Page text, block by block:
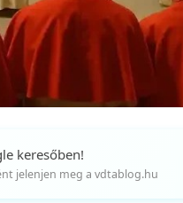
keresőben!
jelenjen meg a vdtablog.hu